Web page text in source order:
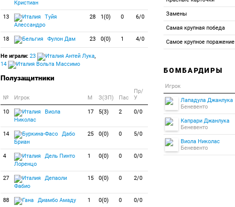
Кристиан
13
Туйя
Алессандро
28 1(0) 0 6/0
18 Фулон Дам 23 0(0) 1 4/0
Не играли: 23 Антей Лука,
14
Вольта Массимо
Полузащитники
№ Игрок M З(ЗП) Пас
Пр/
У
10
Виола
Николас
17 5(3) 2 0/0
14
Дабо
Бриан
25 0(0) 0 5/0
4
Дель Пинто
Лоренцо
1 0(0) 0 0/0
27
Депаоли
Фабио
15 0(0) 0 2/0
88 Диамбо Амаду 1 0(0) 0 0/0
Замены
Самая крупная победа
Самое крупное поражение
БОМБАРДИРЫ
Игрок
Лападула Джанлука
Беневенто
Капрари Джанлука
Беневенто
Виола Николас
Беневенто